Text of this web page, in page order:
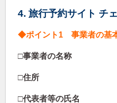
4. 旅行予約サイト チ
◆ポイント1 事業者の基
□事業者の名称
□住所
□代表者等の氏名